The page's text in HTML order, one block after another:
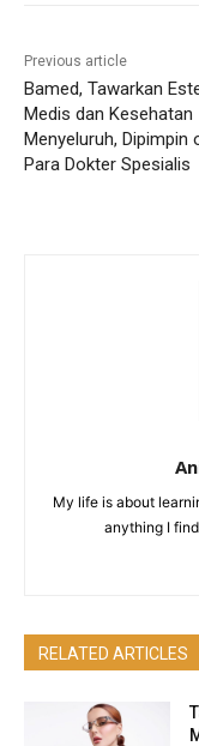
Previous article
Bamed, Tawarkan
Medis dan Kesehatan
Menyeluruh, Dipimpin
Para Dokter Spesialis
My life is about
anything I
RELATED ARTICLES